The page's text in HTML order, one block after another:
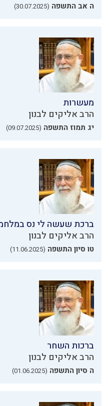
ה אב התשפה (30.07.2025)
מעשרות
הרב אליקים לבנון
יג תמוז התשפה (09.07.2025)
ברכת שעשה לי נס
הרב אליקים לבנון
טו סיון התשפה (11.06.2025)
ברכות השחר
הרב אליקים לבנון
ה סיון התשפה (01.06.2025)